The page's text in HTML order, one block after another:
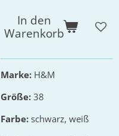
In den
Warenkorb
Marke: H&M
Größe: 38
Farbe: schwarz, weiß